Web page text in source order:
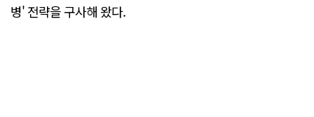
병' 전략을 구사해 왔다.